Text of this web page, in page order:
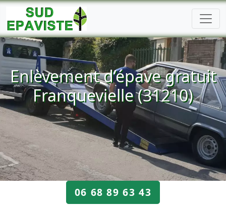
Enlèvement d’épave gratuit
Franquevielle (31210)
06 68 89 63 43